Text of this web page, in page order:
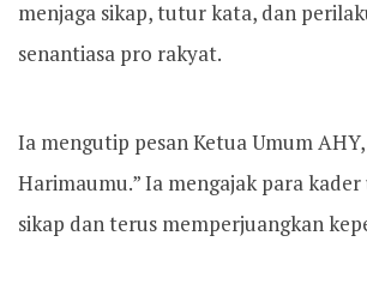
menjaga sikap, tutur kata, dan
senantiasa pro rakyat.
Ia mengutip pesan Ketua Umum
Harimaumu.” Ia mengajak para
sikap dan terus memperjuangkan